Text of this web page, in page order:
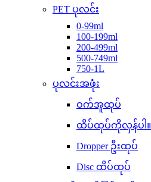
PET ပုလင်း
0-99ml
100-199ml
200-499ml
500-749ml
750-1L
ပုလင်းအဖုံး
ဝက်အူထုပ်
ထိပ်ထုပ်ကိုလှန်ပါ။
Dropper ဦးထုပ်
Disc ထိပ်ထုပ်